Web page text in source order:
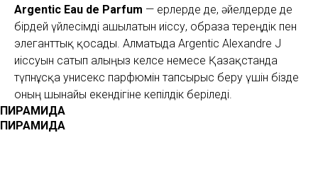
Argentic Eau de Parfum — ерлерде де, әйелдерде де
бірдей үйлесімді ашылатын иіссу, образға тереңдік пен
элеганттық қосады. Алматыда Argentic Alexandre J
иіссуын сатып алғыңыз келсе немесе Қазақстанда
түпнұсқа унисекс парфюмін тапсырыс беру үшін бізде
оның шынайы екендігіне кепілдік беріледі.
ПИРАМИДА
ПИРАМИДА